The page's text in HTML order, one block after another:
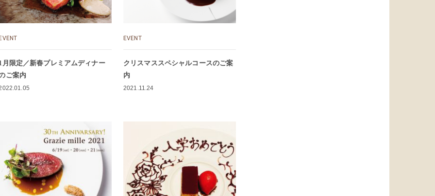
月限定／新春プレミアムディナー
ご案内
EVENT
クリスマススペシャルコースのご案
内
2021.11.24